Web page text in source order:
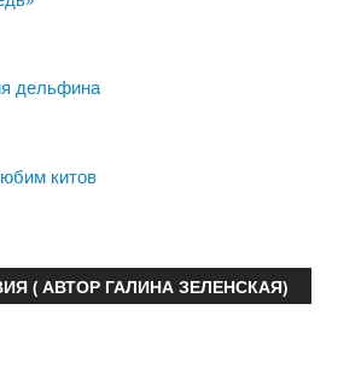
дельфина
китов
( АВТОР ГАЛИНА ЗЕЛЕНСКАЯ)